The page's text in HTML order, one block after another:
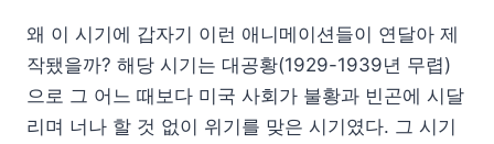
왜 이 시기에 갑자기 이런 애니메이션들이 연달아 제
작됐을까? 해당 시기는 대공황(1929-1939년 무렵)
으로 그 어느 때보다 미국 사회가 불황과 빈곤에 시달
리며 너나 할 것 없이 위기를 맞은 시기였다. 그 시기